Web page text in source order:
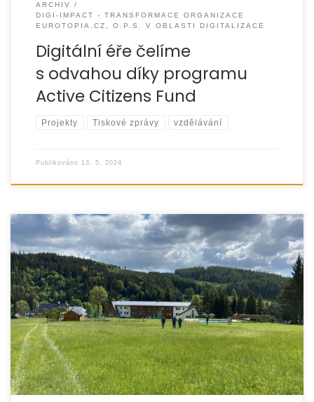
ARCHIV
DIGI-IMPACT - TRANSFORMACE ORGANIZACE
EUROTOPIA.CZ, O.P.S. V OBLASTI DIGITALIZACE
Digitální éře čelíme
s odvahou díky programu
Active Citizens Fund
Projekty Tiskové zprávy vzdělávání
Publikováno 13. 5. 2024
Ve dnech 6.-.8.10.2023 jsme realizovali další ze
vzdělávacích pobytů pro pěstouny. Pobyt se uskutečnil
v horském hotelu Brans na Malé Morávce,